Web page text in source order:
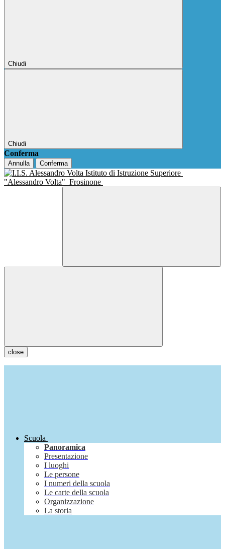
Chiudi
Chiudi
Conferma
Annulla Conferma
Istituto di Istruzione Superiore
"Alessandro Volta" Frosinone
close
Scuola
Panoramica
Presentazione
I luoghi
Le persone
I numeri della scuola
Le carte della scuola
Organizzazione
La storia